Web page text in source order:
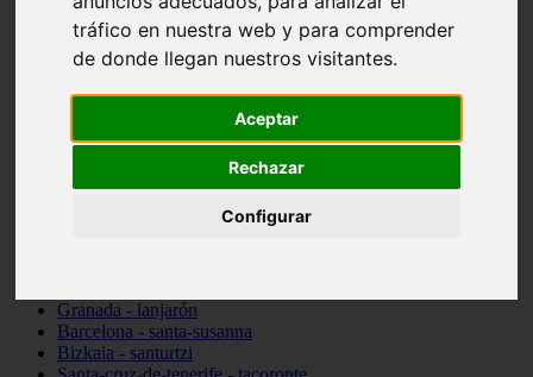
tráfico en nuestra web y para comprender
de donde llegan nuestros visitantes.
Aceptar
Rechazar
Configurar
Córdoba - almedinilla
Navarra - zangoza
Cantabria - arenas-de-iguña
Barcelona - la-pobla-de-lillet
Murcia - cartagena
Madrid - nuevo-baztán
Granada - lanjarón
Barcelona - santa-susanna
Bizkaia - santurtzi